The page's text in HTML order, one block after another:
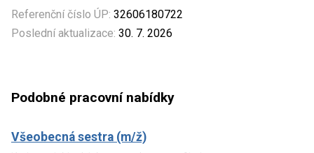
Referenční číslo ÚP: 32606180722
Poslední aktualizace: 30. 7. 2026
Podobné pracovní nabídky
Všeobecná sestra (m/ž)